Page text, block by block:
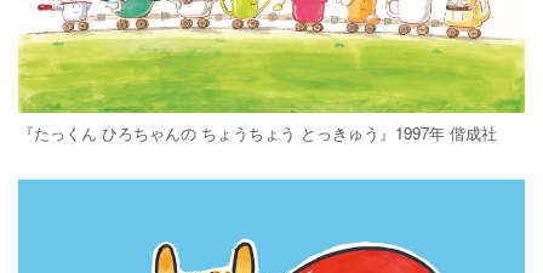
『たっくん ひろちゃんの ちょうちょう とっきゅう』1997年 偕成社